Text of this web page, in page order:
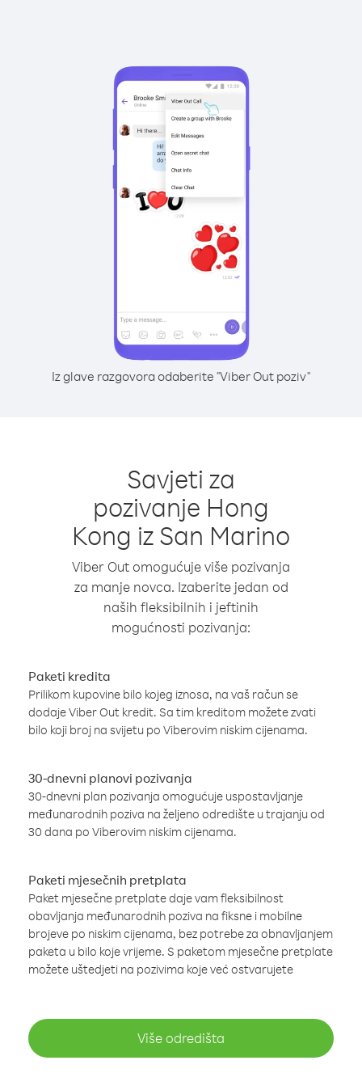
Iz glave razgovora odaberite "Viber Out poziv"
Savjeti za
pozivanje Hong
Kong iz San Marino
Viber Out omogućuje više pozivanja
za manje novca. Izaberite jedan od
naših fleksibilnih i jeftinih
mogućnosti pozivanja:
Paketi kredita
Prilikom kupovine bilo kojeg iznosa, na vaš račun se
dodaje Viber Out kredit. Sa tim kreditom možete zvati
bilo koji broj na svijetu po Viberovim niskim cijenama.
30-dnevni planovi pozivanja
30-dnevni plan pozivanja omogućuje uspostavljanje
međunarodnih poziva na željeno odredište u trajanju od
30 dana po Viberovim niskim cijenama.
Paketi mjesečnih pretplata
Paket mjesečne pretplate daje vam fleksibilnost
obavljanja međunarodnih poziva na fiksne i mobilne
brojeve po niskim cijenama, bez potrebe za obnavljanjem
paketa u bilo koje vrijeme. S paketom mjesečne pretplate
možete uštedjeti na pozivima koje već ostvarujete
Više odredišta